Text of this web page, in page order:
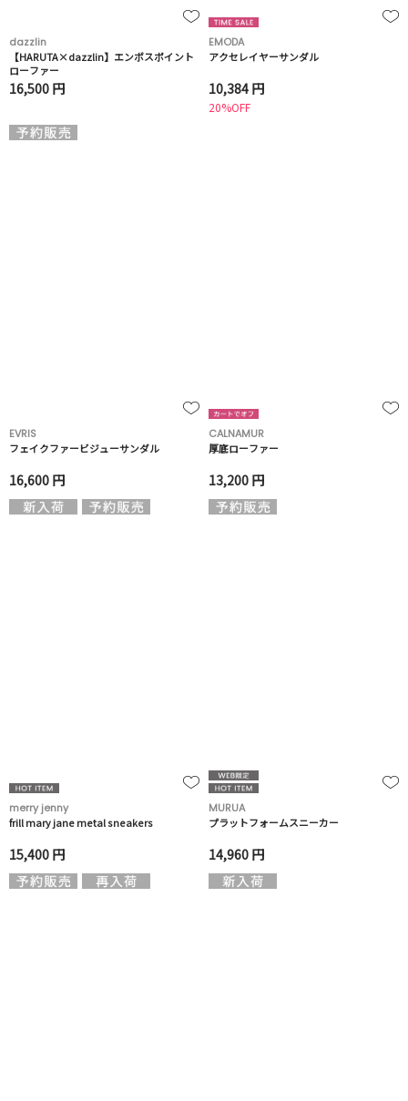
dazzlin
【HARUTA×dazzlin】エンボスポイント
ローファー
16,500 円
EMODA
アクセレイヤーサンダル
10,384 円
20%OFF
EVRIS
フェイクファービジューサンダル
16,600 円
CALNAMUR
厚底ローファー
13,200 円
merry jenny
frill mary jane metal sneakers
15,400 円
MURUA
プラットフォームスニーカー
14,960 円